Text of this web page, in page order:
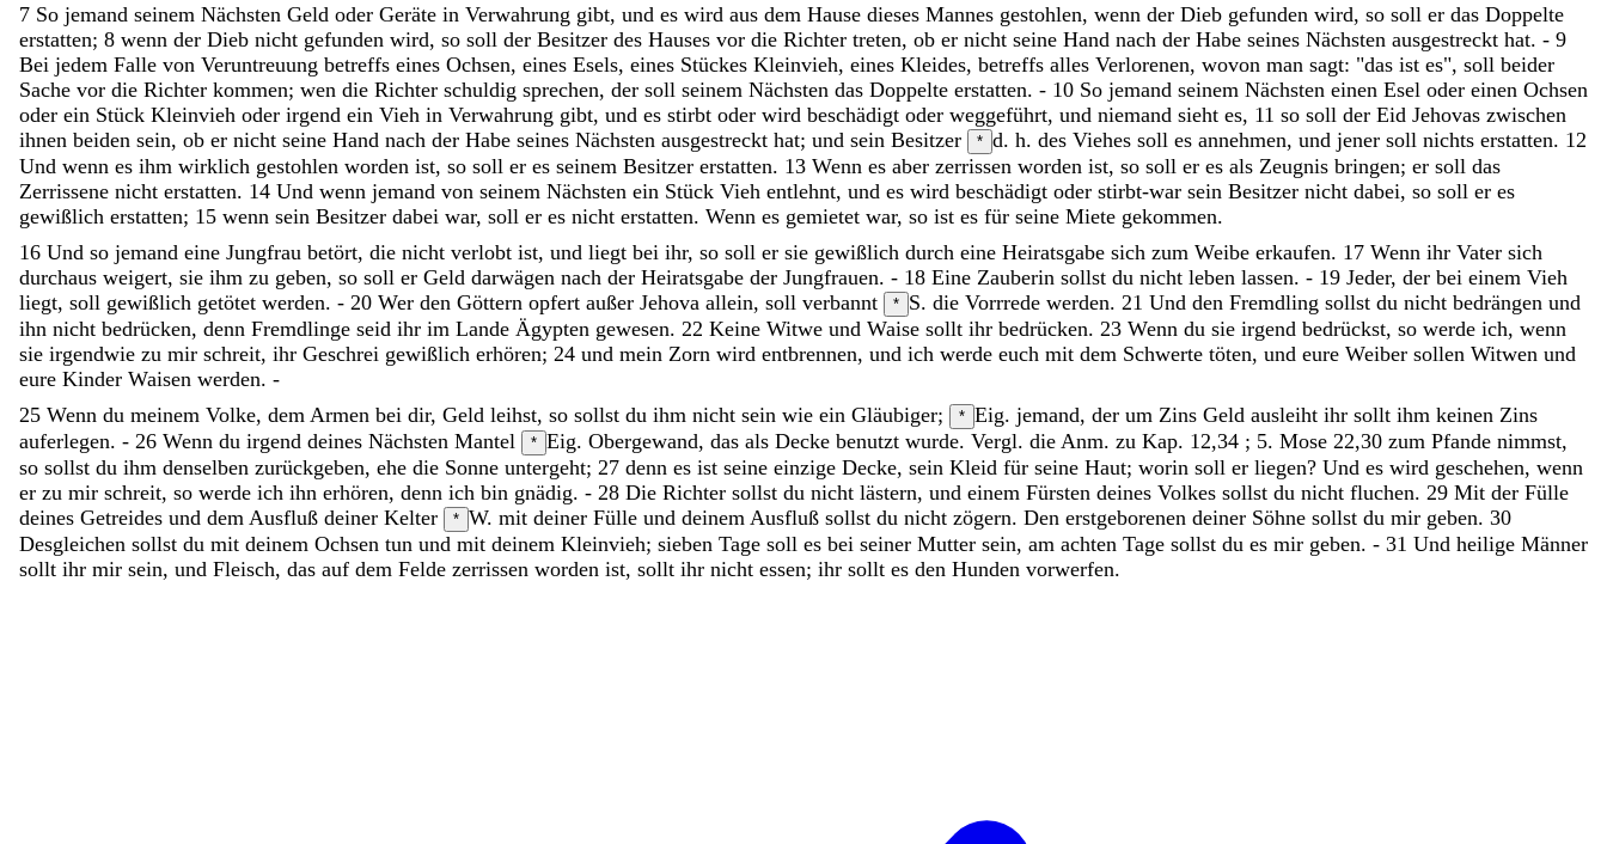
7 So jemand seinem Nächsten Geld oder Geräte in Verwahrung gibt, und es wird aus dem Hause dieses Mannes gestohlen, wenn der Dieb gefunden wird, so soll er das Doppelte
erstatten; 8 wenn der Dieb nicht gefunden wird, so soll der Besitzer des Hauses vor die Richter treten, ob er nicht seine Hand nach der Habe seines Nächsten ausgestreckt hat. - 9
Bei jedem Falle von Veruntreuung betreffs eines Ochsen, eines Esels, eines Stückes Kleinvieh, eines Kleides, betreffs alles Verlorenen, wovon man sagt: "das ist es", soll beider
Sache vor die Richter kommen; wen die Richter schuldig sprechen, der soll seinem Nächsten das Doppelte erstatten. - 10 So jemand seinem Nächsten einen Esel oder einen Ochsen
oder ein Stück Kleinvieh oder irgend ein Vieh in Verwahrung gibt, und es stirbt oder wird beschädigt oder weggeführt, und niemand sieht es, 11 so soll der Eid Jehovas zwischen
ihnen beiden sein, ob er nicht seine Hand nach der Habe seines Nächsten ausgestreckt hat; und sein Besitzer * d. h. des Viehes soll es annehmen, und jener soll nichts erstatten. 12
Und wenn es ihm wirklich gestohlen worden ist, so soll er es seinem Besitzer erstatten. 13 Wenn es aber zerrissen worden ist, so soll er es als Zeugnis bringen; er soll das
Zerrissene nicht erstatten. 14 Und wenn jemand von seinem Nächsten ein Stück Vieh entlehnt, und es wird beschädigt oder stirbt-war sein Besitzer nicht dabei, so soll er es
gewißlich erstatten; 15 wenn sein Besitzer dabei war, soll er es nicht erstatten. Wenn es gemietet war, so ist es für seine Miete gekommen.
16 Und so jemand eine Jungfrau betört, die nicht verlobt ist, und liegt bei ihr, so soll er sie gewißlich durch eine Heiratsgabe sich zum Weibe erkaufen. 17 Wenn ihr Vater sich
durchaus weigert, sie ihm zu geben, so soll er Geld darwägen nach der Heiratsgabe der Jungfrauen. - 18 Eine Zauberin sollst du nicht leben lassen. - 19 Jeder, der bei einem Vieh
liegt, soll gewißlich getötet werden. - 20 Wer den Göttern opfert außer Jehova allein, soll verbannt * S. die Vorrrede werden. 21 Und den Fremdling sollst du nicht bedrängen und
ihn nicht bedrücken, denn Fremdlinge seid ihr im Lande Ägypten gewesen. 22 Keine Witwe und Waise sollt ihr bedrücken. 23 Wenn du sie irgend bedrückst, so werde ich, wenn
sie irgendwie zu mir schreit, ihr Geschrei gewißlich erhören; 24 und mein Zorn wird entbrennen, und ich werde euch mit dem Schwerte töten, und eure Weiber sollen Witwen und
eure Kinder Waisen werden. -
25 Wenn du meinem Volke, dem Armen bei dir, Geld leihst, so sollst du ihm nicht sein wie ein Gläubiger; * Eig. jemand, der um Zins Geld ausleiht ihr sollt ihm keinen Zins
auferlegen. - 26 Wenn du irgend deines Nächsten Mantel * Eig. Obergewand, das als Decke benutzt wurde. Vergl. die Anm. zu Kap. 12,34 ; 5. Mose 22,30 zum Pfande nimmst,
so sollst du ihm denselben zurückgeben, ehe die Sonne untergeht; 27 denn es ist seine einzige Decke, sein Kleid für seine Haut; worin soll er liegen? Und es wird geschehen, wenn
er zu mir schreit, so werde ich ihn erhören, denn ich bin gnädig. - 28 Die Richter sollst du nicht lästern, und einem Fürsten deines Volkes sollst du nicht fluchen. 29 Mit der Fülle
deines Getreides und dem Ausfluß deiner Kelter * W. mit deiner Fülle und deinem Ausfluß sollst du nicht zögern. Den erstgeborenen deiner Söhne sollst du mir geben. 30
Desgleichen sollst du mit deinem Ochsen tun und mit deinem Kleinvieh; sieben Tage soll es bei seiner Mutter sein, am achten Tage sollst du es mir geben. - 31 Und heilige Männer
sollt ihr mir sein, und Fleisch, das auf dem Felde zerrissen worden ist, sollt ihr nicht essen; ihr sollt es den Hunden vorwerfen.